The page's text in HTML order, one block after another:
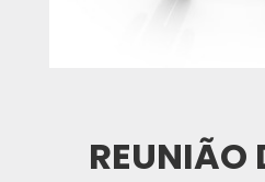
REUNIÃO